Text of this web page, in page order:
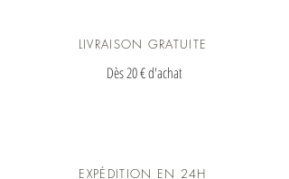
LIVRAISON GRATUITE
Dès 20 € d'achat
EXPÉDITION EN 24H